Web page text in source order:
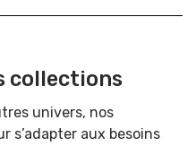
collections
univers, nos
s’adapter aux besoins